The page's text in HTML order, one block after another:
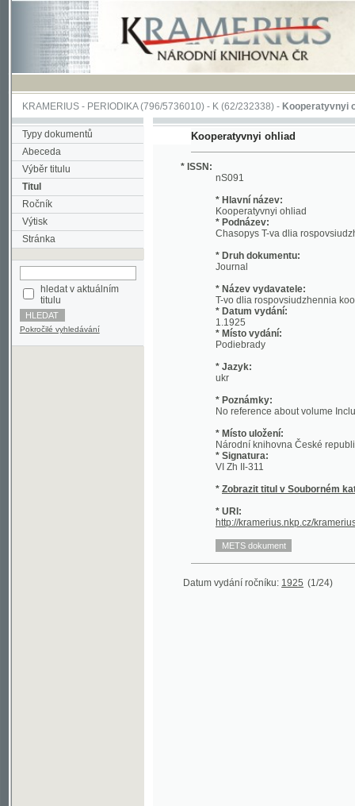
KRAMERIUS-PERIODIKA(796/5736010) -K(62/232338) -Kooperatyvnyi ohliad
Typy dokumentů
Abeceda
Výběr titulu
Titul
Ročník
Výtisk
Stránka
hledat v aktuálním
Pokročilé vyhledávání
Kooperatyvnyi ohliad
* ISSN:
nS091
* Hlavní název:
* Podnázev:
Chasopys T-va dlia
* Druh dokumentu:
* Název vydavatele:
T-vo dlia rospovsiudzhennia
* Datum vydání:
1.1925
* Místo vydání:
Podiebrady
* Jazyk:
* Poznámky:
No reference about volume Included:
* Místo uložení:
Národní knihovna České republiky -
* Signatura:
Zobrazit titul v Souborném katalogu
* URI:
Datum vydání ročníku:1925 (1/24)